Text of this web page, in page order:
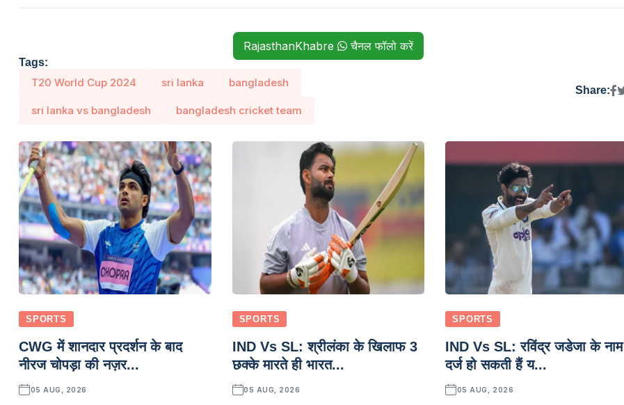
RajasthanKhabre चैनल फॉलो करें
Tags:
T20 World Cup 2024 sri lanka bangladesh
sri lanka vs bangladesh bangladesh cricket team
Share:
SPORTS
CWG में शानदार प्रदर्शन के बाद
नीरज चोपड़ा की नज़र...
05 AUG, 2026
SPORTS
IND Vs SL: श्रीलंका के खिलाफ 3
छक्के मारते ही भारत...
05 AUG, 2026
SPORTS
IND Vs SL: रविंद्र जडेजा के नाम
दर्ज हो सकती हैं य...
05 AUG, 2026